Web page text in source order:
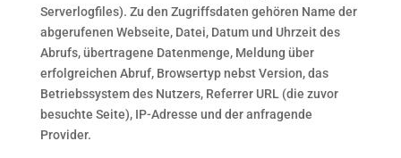
Serverlogfiles). Zu den Zugriffsdaten gehören Name der
abgerufenen Webseite, Datei, Datum und Uhrzeit des
Abrufs, übertragene Datenmenge, Meldung über
erfolgreichen Abruf, Browsertyp nebst Version, das
Betriebssystem des Nutzers, Referrer URL (die zuvor
besuchte Seite), IP-Adresse und der anfragende
Provider.